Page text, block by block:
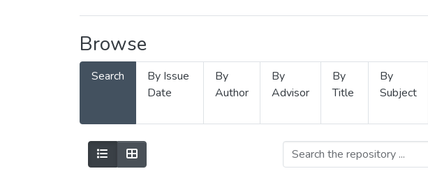
Browse
Search
By Issue
Date
By
Author
By
Advisor
By
Title
By
Subject